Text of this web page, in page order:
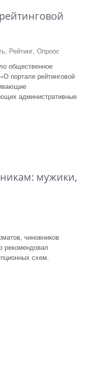
Рейтинг, Опроос
общественное
портале рейтинговой
административные
мужики,
чиновников
рекомендовал
схем.